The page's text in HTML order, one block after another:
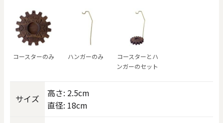
コースターのみ ハンガーのみ
コースターとハ
ンガーのセット
サイズ
高さ: 2.5cm
直径: 18cm